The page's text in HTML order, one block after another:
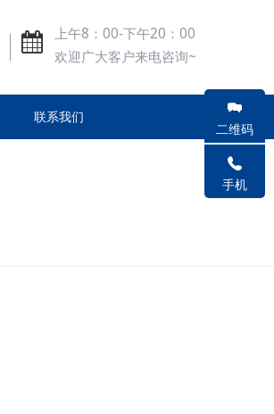
上午8：00-下午20：00
欢迎广大客户来电咨询~
联系我们
二维码
手机